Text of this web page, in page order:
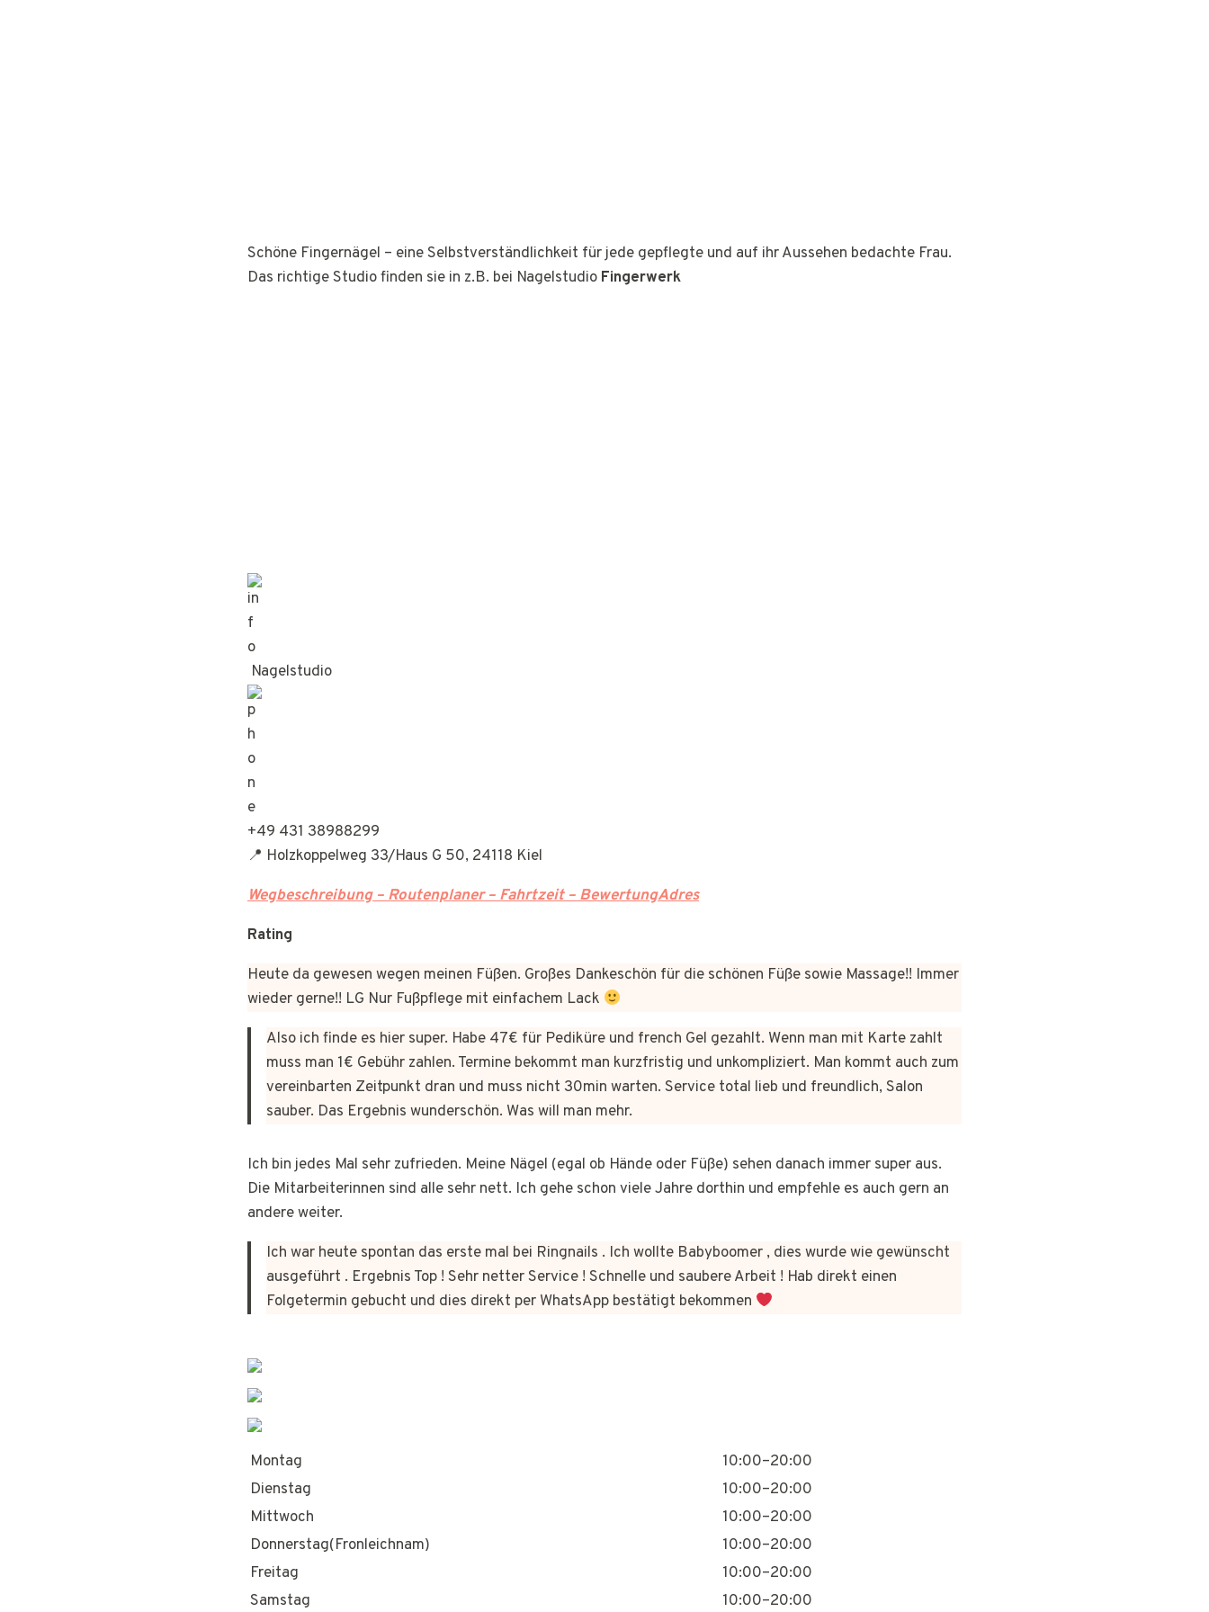
Schöne Fingernägel – eine Selbstverständlichkeit für jede gepflegte und auf ihr Aussehen bedachte Frau.
Das richtige Studio finden sie in z.B. bei Nagelstudio Fingerwerk
Nagelstudio
+49 431 38988299
📍 Holzkoppelweg 33/Haus G 50, 24118 Kiel
Wegbeschreibung – Routenplaner – Fahrtzeit – BewertungAdres
Rating
Heute da gewesen wegen meinen Füßen. Großes Dankeschön für die schönen Füße sowie Massage!! Immer
wieder gerne!! LG Nur Fußpflege mit einfachem Lack
Also ich finde es hier super. Habe 47€ für Pediküre und french Gel gezahlt. Wenn man mit Karte zahlt
muss man 1€ Gebühr zahlen. Termine bekommt man kurzfristig und unkompliziert. Man kommt auch zum
vereinbarten Zeitpunkt dran und muss nicht 30min warten. Service total lieb und freundlich, Salon
sauber. Das Ergebnis wunderschön. Was will man mehr.
Ich bin jedes Mal sehr zufrieden. Meine Nägel (egal ob Hände oder Füße) sehen danach immer super aus.
Die Mitarbeiterinnen sind alle sehr nett. Ich gehe schon viele Jahre dorthin und empfehle es auch gern an
andere weiter.
Ich war heute spontan das erste mal bei Ringnails . Ich wollte Babyboomer , dies wurde wie gewünscht
ausgeführt . Ergebnis Top ! Sehr netter Service ! Schnelle und saubere Arbeit ! Hab direkt einen
Folgetermin gebucht und dies direkt per WhatsApp bestätigt bekommen
Montag
10:00–20:00
Dienstag
10:00–20:00
Mittwoch
10:00–20:00
Donnerstag(Fronleichnam)
10:00–20:00
Freitag
10:00–20:00
Samstag
10:00–20:00